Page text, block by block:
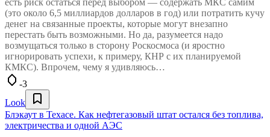
есть риск остаться перед выбором — содержать МКС самим
(это около 6,5 миллиардов долларов в год) или потратить кучу
денег на связанные проекты, которые могут внезапно
перестать быть возможными. Но да, разумеется надо
возмущаться только в сторону Роскосмоса (и яростно
игнорировать успехи, к примеру, КНР с их планируемой
КМКС). Впрочем, чему я удивляюсь…
-3
Look
Блэкаут в Техасе. Как нефтегазовый штат остался без топлива,
электричества и одной АЭС